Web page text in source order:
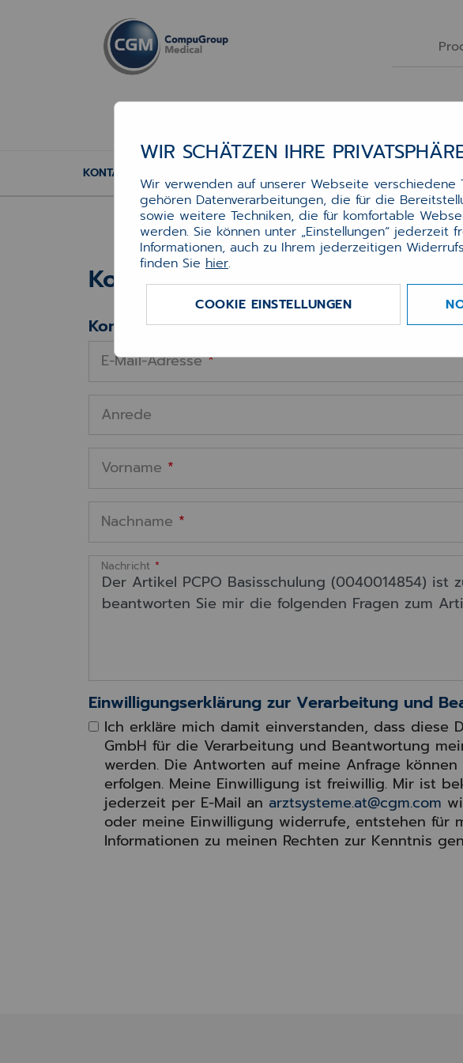
KONTAKT
Kontakt
Kontakt
Kontaktformular
E-Mail-Adresse*
Anrede
Vorname *
Nachname *
Nachricht *
Einwilligungserklärung zur Verarbeitung und
Ich erkläre mich damit einverstanden, dass diese
GmbH für die Verarbeitung und Beantwortung
werden. Die Antworten auf meine Anfrage
erfolgen. Meine Einwilligung ist freiwillig. Mir ist
jederzeit per E-Mail an arztsysteme.at@cgm.com
oder meine Einwilligung widerrufe, entstehen für
Informationen zu meinen Rechten zur Kenntnis
WIR SCHÄTZEN IHRE
Wir verwenden auf unserer Webseite verschiedene
gehören Datenverarbeitungen, die für die
sowie weitere Techniken, die für komfortable
werden. Sie können unter „Einstellungen“
Informationen, auch zu Ihrem jederzeitigen
finden Sie hier.
COOKIE EINSTELLUNGEN